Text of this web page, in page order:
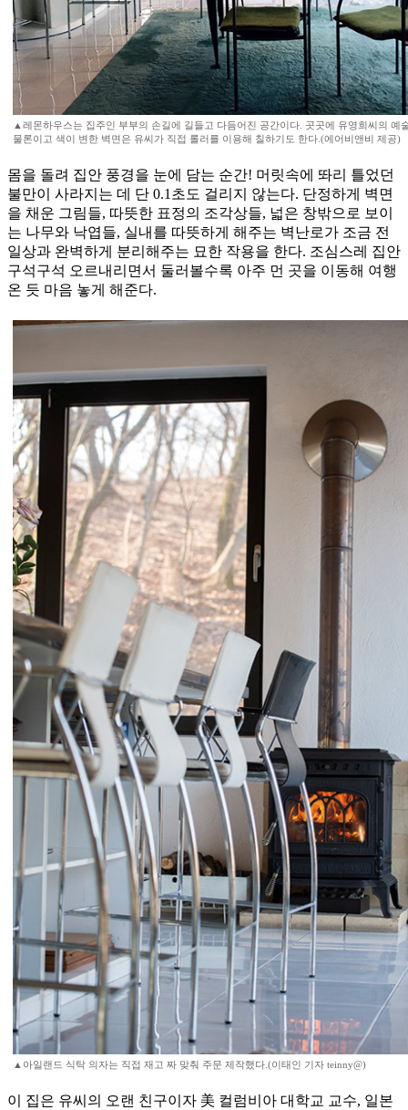
▲레몬하우스는 집주인 부부의 손길에 길들고 다듬어진 공간이다. 곳곳에 유영희씨의 예
물론이고 색이 변한 벽면은 유씨가 직접 롤러를 이용해 칠하기도 한다.(에어비앤비 제공)
몸을 돌려 집안 풍경을 눈에 담는 순간! 머릿속에 똬리 틀었던
불만이 사라지는 데 단 0.1초도 걸리지 않는다. 단정하게 벽면
을 채운 그림들, 따뜻한 표정의 조각상들, 넓은 창밖으로 보이
는 나무와 낙엽들, 실내를 따뜻하게 해주는 벽난로가 조금 전
일상과 완벽하게 분리해주는 묘한 작용을 한다. 조심스레 집안
구석구석 오르내리면서 둘러볼수록 아주 먼 곳을 이동해 여행
온 듯 마음 놓게 해준다.
▲아일랜드 식탁 의자는 직접 재고 짜 맞춰 주문 제작했다.(이태인 기자 teinny@)
이 집은 유씨의 오랜 친구이자 美 컬럼비아 대학교 교수, 일본